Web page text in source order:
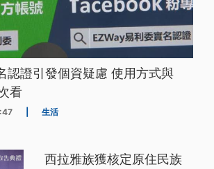
認證引發個資疑慮 使用方式與
看
生活
西拉雅族獲核定原住民族